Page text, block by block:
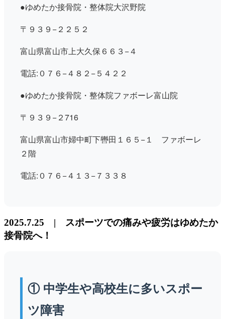
●ゆめたか接骨院・整体院大沢野院
〒９３９−２２５２
富山県富山市上大久保６６３−４
電話:０７６−４８２−５４２２
●ゆめたか接骨院・整体院ファボーレ富山院
〒９３９−２716
富山県富山市婦中町下轡田１６５−１ ファボーレ
２階
電話:０７６−４１３−７３３８
2025.7.25 | スポーツでの痛みや疲労はゆめたか
接骨院へ！
① 中学生や高校生に多いスポー
ツ障害